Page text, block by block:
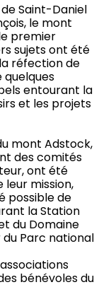
Saint-Daniel
le mont
premier
sujets ont été
réfection de
entourant la
et les projets
mont Adstock,
des comités
ont été
mission,
possible de
la Station
du Domaine
Parc national
bénévoles du